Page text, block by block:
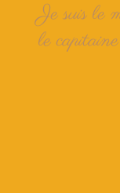
Je suis le
le